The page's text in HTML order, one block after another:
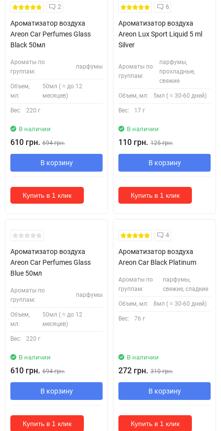
2
Ароматизатор воздуха
Areon Car Perfumes Glass
Black 50мл
Ароматы по
группам:
парфумы
Объем,
мл:
50мл ( ≈ до 12
месяцев)
Вес: 220 г
В наличии
610 грн. 694 грн.
В корзину
Купить в 1 клик
6
Ароматизатор воздуха
Areon Lux Sport Liquid 5 ml
Silver
Ароматы по
группам:
парфумы,
прохладные,
свежие
Объем, мл: 5мл ( ≈ 30-60 дней)
Вес: 17 г
В наличии
110 грн. 125 грн.
В корзину
Купить в 1 клик
Ароматизатор воздуха
Areon Car Perfumes Glass
Blue 50мл
Ароматы по
группам:
парфумы
Объем,
мл:
50мл ( ≈ до 12
месяцев)
Вес: 220 г
В наличии
610 грн. 694 грн.
В корзину
Купить в 1 клик
4
Ароматизатор воздуха
Areon Car Black Platinum
Ароматы по
группам:
парфумы,
свежие, сладкие
Объем, мл: 8мл ( ≈ 30-60 дней)
Вес: 76 г
В наличии
272 грн. 310 грн.
В корзину
Купить в 1 клик